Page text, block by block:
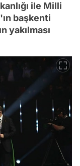
ile Milli
başkenti
yakılması